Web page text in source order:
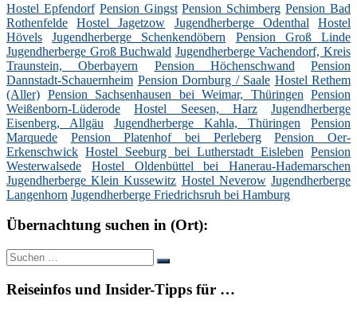
Hostel Epfendorf Pension Gingst Pension Schimberg Pension Bad
Rothenfelde
Hostel Jagetzow Jugendherberge Odenthal
Hostel
Hövels
Jugendherberge Schenkendöbern
Pension Groß Linde
Jugendherberge Groß Buchwald Jugendherberge Vachendorf, Kreis
Traunstein, Oberbayern
Pension Höchenschwand
Pension
Dannstadt-Schauernheim Pension Dornburg / Saale Hostel Rethem
(Aller) Pension Sachsenhausen bei Weimar, Thüringen Pension
Weißenborn-Lüderode
Hostel Seesen, Harz
Jugendherberge
Eisenberg, Allgäu
Jugendherberge Kahla, Thüringen
Pension
Marquede
Pension Platenhof bei Perleberg
Pension Oer-
Erkenschwick Hostel Seeburg bei Lutherstadt Eisleben Pension
Westerwalsede
Hostel Oldenbüttel bei Hanerau-Hademarschen
Jugendherberge Klein Kussewitz Hostel Neverow Jugendherberge
Langenhorn Jugendherberge Friedrichsruh bei Hamburg
Übernachtung suchen in (Ort):
Suche
nach:
Suchen
Reiseinfos und Insider-Tipps für …